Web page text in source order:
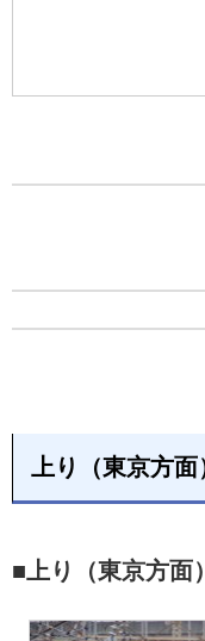
上り（東京方
■上り（東京方面